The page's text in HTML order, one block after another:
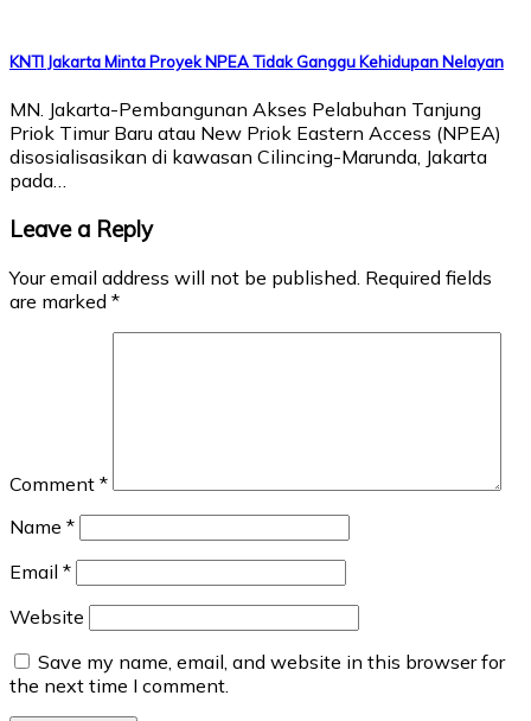
KNTI Jakarta Minta Proyek NPEA Tidak Ganggu Kehidupan Nelayan
MN. Jakarta-Pembangunan Akses Pelabuhan Tanjung
Priok Timur Baru atau New Priok Eastern Access (NPEA)
disosialisasikan di kawasan Cilincing-Marunda, Jakarta
pada…
Leave a Reply
Your email address will not be published. Required fields
are marked *
Comment *
Name *
Email *
Website
Save my name, email, and website in this browser for
the next time I comment.